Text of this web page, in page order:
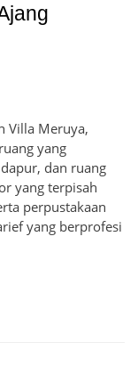
Villa Meruya,
yang
dan ruang
yang terpisah
perpustakaan
yang berprofesi